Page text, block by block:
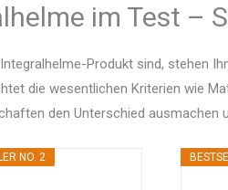
im Test –
Produkt sind, stehen
die wesentlichen Kriterien wie
den Unterschied
NO. 2